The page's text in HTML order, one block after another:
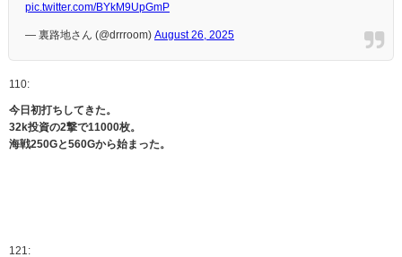
pic.twitter.com/BYkM9UpGmP
— 裏路地さん (@drrroom) August 26, 2025
110:
今日初打ちしてきた。
32k投資の2撃で11000枚。
海戦250Gと560Gから始まった。
121: